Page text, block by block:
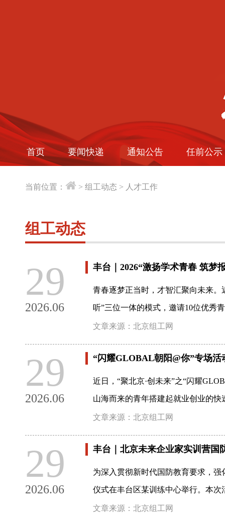
首页 要闻快递 通知公告 任前公示
当前位置： > 组工动态 > 人才工作
组工动态
29
2026.06
丰台｜2026“激扬学术青春 筑梦
青春逐梦正当时，才智汇聚向未来。
听”三位一体的模式，邀请10位优秀
文章来源：北京组工网
29
2026.06
“闪耀GLOBAL朝阳@你”专场活
近日，“聚北京·创未来”之“闪耀
山海而来的青年搭建起就业创业的
文章来源：北京组工网
29
2026.06
丰台｜北京未来企业家实训营国
为深入贯彻新时代国防教育要求，
仪式在丰台区某训练中心举行。本
文章来源：北京组工网